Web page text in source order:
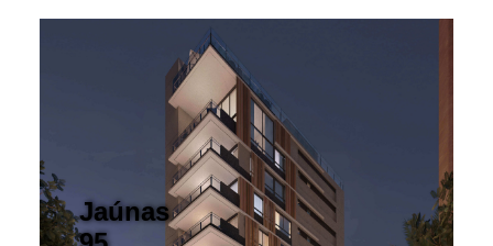
Jaúnas